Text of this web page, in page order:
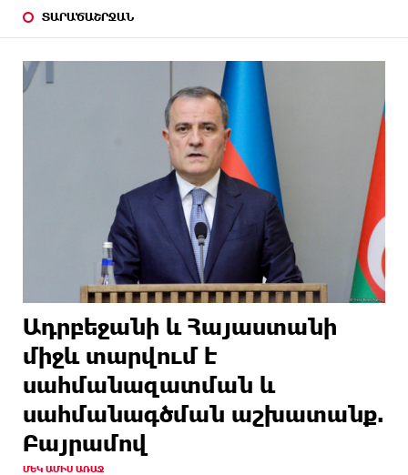
ՏԱՐԱԾԱՇՐՋԱՆ
Ադրբեջանի և Հայաստանի
միջև տարվում է
սահմանազատման և
սահմանագծման աշխատանք.
Բայրամով
ՄԵԿ ԱՄԻՍ ԱՌԱՋ